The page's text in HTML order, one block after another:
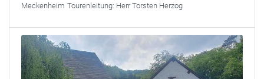
Meckenheim Tourenleitung: Herr Torsten Herzog